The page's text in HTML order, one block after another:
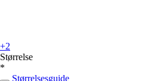
+2
Størrelse
*
Størrelsesguide